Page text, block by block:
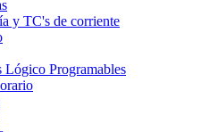
y TC's de corriente
Programables